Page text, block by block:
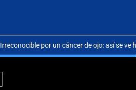
Irreconocible por un cáncer de ojo: así se ve